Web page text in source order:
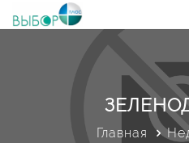
Главная